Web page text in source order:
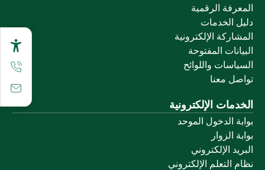
المعرفة الرقمية
دليل الخدمات
المشاركة الإلكترونية
البيانات المفتوحة
السياسات واللوائح
تواصل معنا
الخدمات الإلكترونية
بوابة الدخول الموحد
بوابة الزوار
البريد الإلكتروني
نظام التعلم الإلكتروني